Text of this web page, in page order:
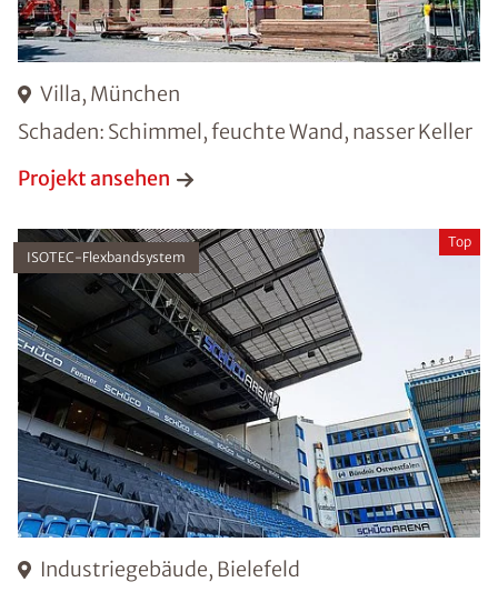
Villa, München
Schaden: Schimmel, feuchte Wand, nasser Keller
Projekt ansehen
Industriegebäude, Bielefeld
ISOTEC-Flexbandsystem
Top